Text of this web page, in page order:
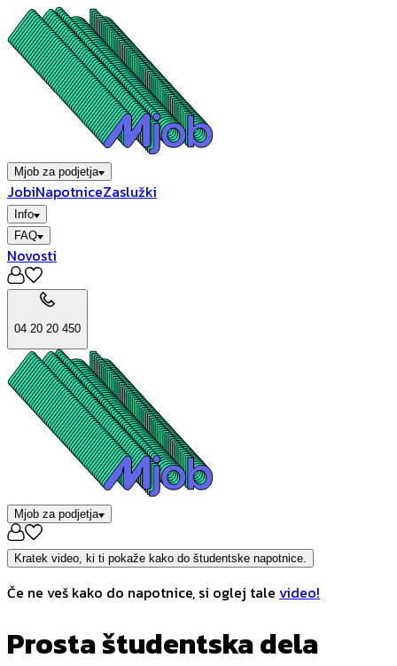
Mjob za podjetja
JobiNapotniceZaslužki
Info
FAQ
Novosti
04 20 20 450
Mjob za podjetja
Kratek video, ki ti pokaže kako do študentske napotnice.
Če ne veš kako do napotnice, si oglej tale video!
Prosta študentska dela